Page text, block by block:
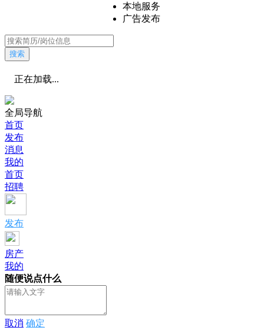
本地服务
广告发布
搜索
正在加载...
全局导航
首页
发布
消息
我的
首页
招聘
发布
房产
我的
随便说点什么
取消 确定